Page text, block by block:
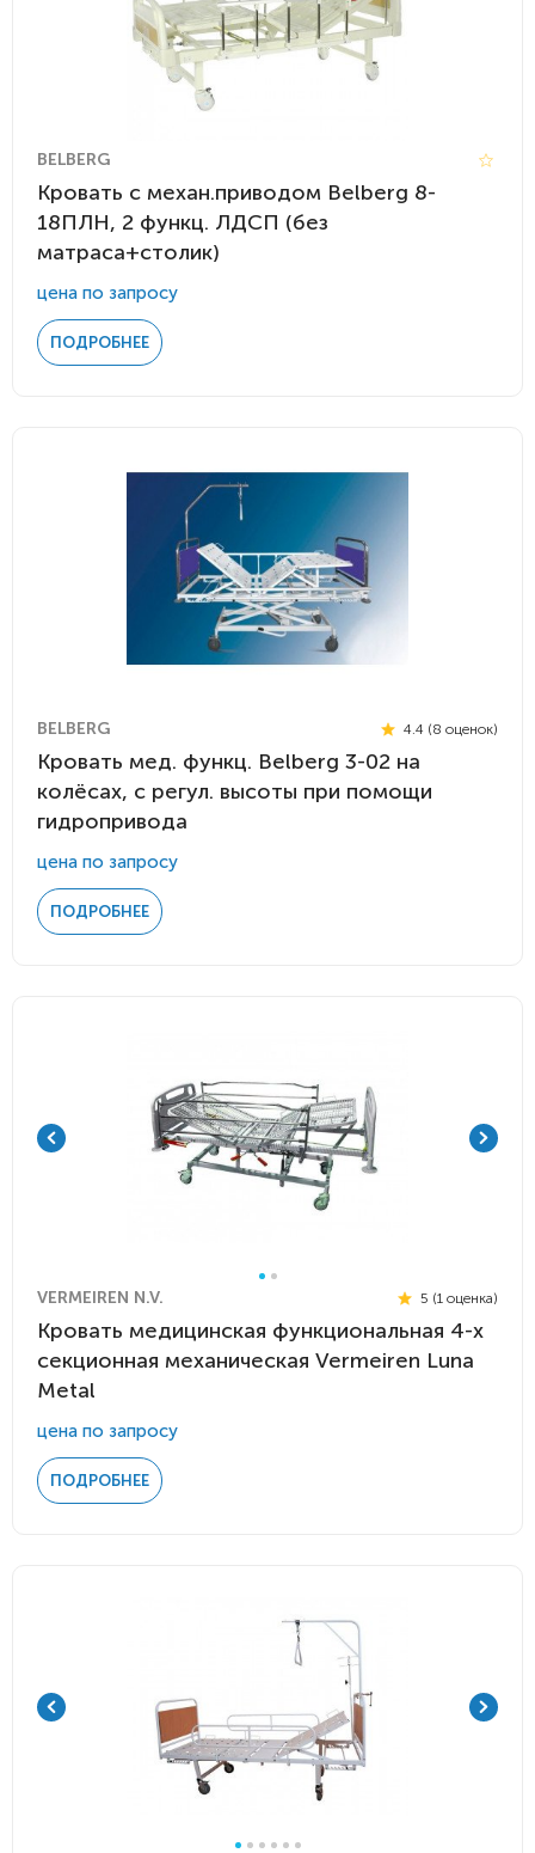
BELBERG
Кровать c механ.приводом Belberg 8-
18ПЛН, 2 функц. ЛДСП (без
матраса+столик)
цена по запросу
ПОДРОБНЕЕ
BELBERG 4.4 (8 оценок)
Кровать мед. функц. Belberg 3-02 на
колёсах, с регул. высоты при помощи
гидропривода
цена по запросу
ПОДРОБНЕЕ
VERMEIREN N.V. 5 (1 оценка)
Кровать медицинская функциональная 4-х
секционная механическая Vermeiren Luna
Metal
цена по запросу
ПОДРОБНЕЕ